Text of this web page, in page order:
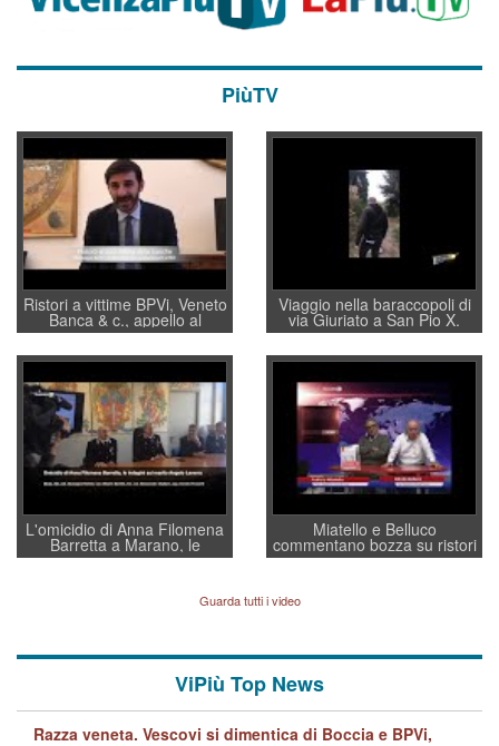
PiùTV
Ristori a vittime BPVi, Veneto
Banca & c., appello al
sottosegretario Alessio
Villarosa: per mettere ordine
convochi con Di Maio CNCU
a supporto della cabina di
regia al Mef
Viaggio nella baraccopoli di
via Giuriato a San Pio X.
Vicenza ai Vicentini: “faremo
un regalo di Natale ai
residenti”
L'omicidio di Anna Filomena
Barretta a Marano, le
indagini dei carabinieri di
quelle di... Barbara D'Urso
Miatello e Belluco
commentano bozza su ristori
BPVi e Veneto Banca
Guarda tutti i video
ViPiù Top News
Razza veneta. Vescovi si dimentica di Boccia e BPVi,